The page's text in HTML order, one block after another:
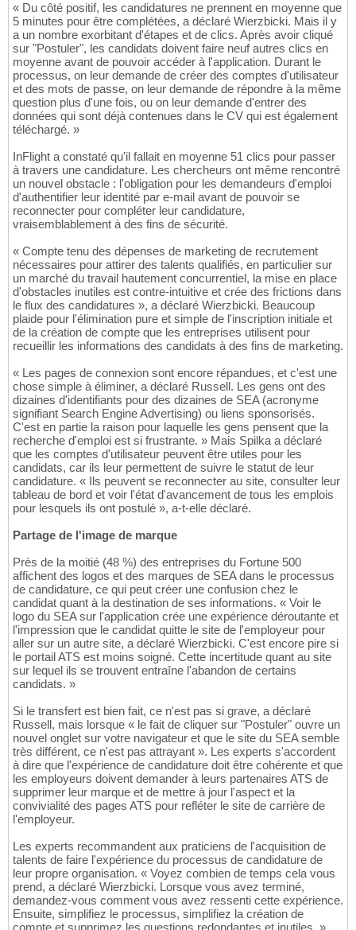
« Du côté positif, les candidatures ne prennent en moyenne que
5 minutes pour être complétées, a déclaré Wierzbicki. Mais il y
a un nombre exorbitant d'étapes et de clics. Après avoir cliqué
sur "Postuler", les candidats doivent faire neuf autres clics en
moyenne avant de pouvoir accéder à l'application. Durant le
processus, on leur demande de créer des comptes d'utilisateur
et des mots de passe, on leur demande de répondre à la même
question plus d'une fois, ou on leur demande d'entrer des
données qui sont déjà contenues dans le CV qui est également
téléchargé. »
InFlight a constaté qu'il fallait en moyenne 51 clics pour passer
à travers une candidature. Les chercheurs ont même rencontré
un nouvel obstacle : l'obligation pour les demandeurs d'emploi
d'authentifier leur identité par e-mail avant de pouvoir se
reconnecter pour compléter leur candidature,
vraisemblablement à des fins de sécurité.
« Compte tenu des dépenses de marketing de recrutement
nécessaires pour attirer des talents qualifiés, en particulier sur
un marché du travail hautement concurrentiel, la mise en place
d'obstacles inutiles est contre-intuitive et crée des frictions dans
le flux des candidatures », a déclaré Wierzbicki. Beaucoup
plaide pour l'élimination pure et simple de l'inscription initiale et
de la création de compte que les entreprises utilisent pour
recueillir les informations des candidats à des fins de marketing.
« Les pages de connexion sont encore répandues, et c'est une
chose simple à éliminer, a déclaré Russell. Les gens ont des
dizaines d'identifiants pour des dizaines de SEA (acronyme
signifiant Search Engine Advertising) ou liens sponsorisés.
C'est en partie la raison pour laquelle les gens pensent que la
recherche d'emploi est si frustrante. » Mais Spilka a déclaré
que les comptes d'utilisateur peuvent être utiles pour les
candidats, car ils leur permettent de suivre le statut de leur
candidature. « Ils peuvent se reconnecter au site, consulter leur
tableau de bord et voir l'état d'avancement de tous les emplois
pour lesquels ils ont postulé », a-t-elle déclaré.
Partage de l'image de marque
Près de la moitié (48 %) des entreprises du Fortune 500
affichent des logos et des marques de SEA dans le processus
de candidature, ce qui peut créer une confusion chez le
candidat quant à la destination de ses informations. « Voir le
logo du SEA sur l'application crée une expérience déroutante et
l'impression que le candidat quitte le site de l'employeur pour
aller sur un autre site, a déclaré Wierzbicki. C'est encore pire si
le portail ATS est moins soigné. Cette incertitude quant au site
sur lequel ils se trouvent entraîne l'abandon de certains
candidats. »
Si le transfert est bien fait, ce n'est pas si grave, a déclaré
Russell, mais lorsque « le fait de cliquer sur "Postuler" ouvre un
nouvel onglet sur votre navigateur et que le site du SEA semble
très différent, ce n'est pas attrayant ». Les experts s'accordent
à dire que l'expérience de candidature doit être cohérente et que
les employeurs doivent demander à leurs partenaires ATS de
supprimer leur marque et de mettre à jour l'aspect et la
convivialité des pages ATS pour refléter le site de carrière de
l'employeur.
Les experts recommandent aux praticiens de l'acquisition de
talents de faire l'expérience du processus de candidature de
leur propre organisation. « Voyez combien de temps cela vous
prend, a déclaré Wierzbicki. Lorsque vous avez terminé,
demandez-vous comment vous avez ressenti cette expérience.
Ensuite, simplifiez le processus, simplifiez la création de